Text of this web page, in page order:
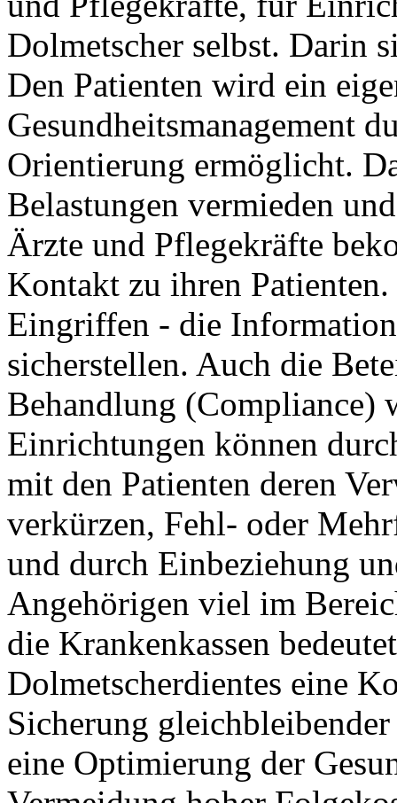
Dolmetscher selbst. Darin
Den Patienten wird ein
Gesundheitsmanagement
Orientierung ermöglicht.
Belastungen vermieden
Ärzte und Pflegekräfte
Kontakt zu ihren
Eingriffen - die
sicherstellen. Auch die
Behandlung (Compliance)
Einrichtungen können
mit den Patienten deren
verkürzen, Fehl- oder
und durch Einbeziehung
Angehörigen viel im
die Krankenkassen
Dolmetscherdientes eine
Sicherung
eine Optimierung der